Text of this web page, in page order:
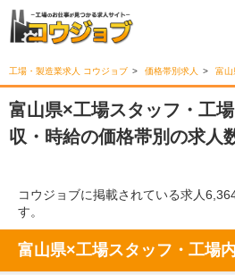
工場・製造業求人 コウジョブ 価格帯別求人 富山
富山県×工場スタッフ・工
収・時給の価格帯別の求人
コウジョブに掲載されている求人
す。
富山県×工場スタッフ・工場